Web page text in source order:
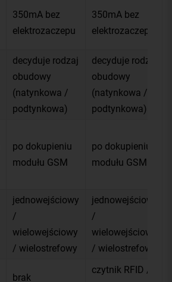
350mA bez
elektrozaczepu
350mA bez
elektrozaczepu
decyduje rodzaj
obudowy
(natynkowa /
podtynkowa)
decyduje rodzaj
obudowy
(natynkowa /
podtynkowa)
po dokupieniu
modułu GSM
po dokupieniu
modułu GSM
jednowejściowy
/
wielowejściowy
/ wielostrefowy
jednowejściowy
/
wielowejściowy
/ wielostrefowy
brak
czytnik RFID /